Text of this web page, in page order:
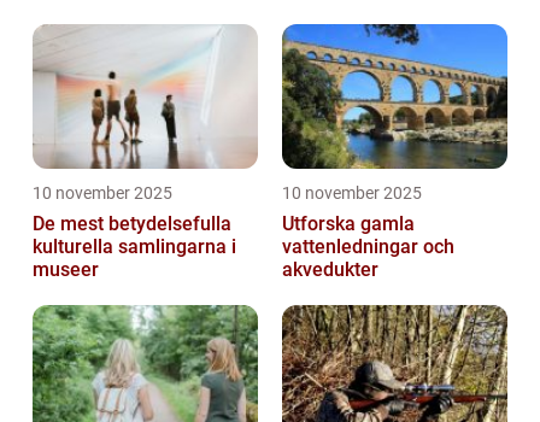
10 november 2025
De mest betydelsefulla
kulturella samlingarna i
museer
10 november 2025
Utforska gamla
vattenledningar och
akvedukter